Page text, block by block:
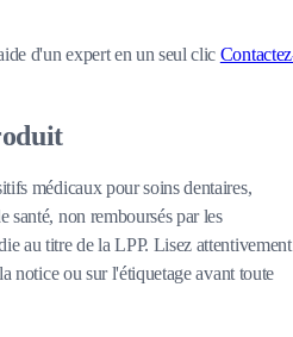
d'un expert en un seul clic
médicaux pour soins dentaires,
santé, non remboursés par les
au titre de la LPP. Lisez attentivement
notice ou sur l'étiquetage avant toute